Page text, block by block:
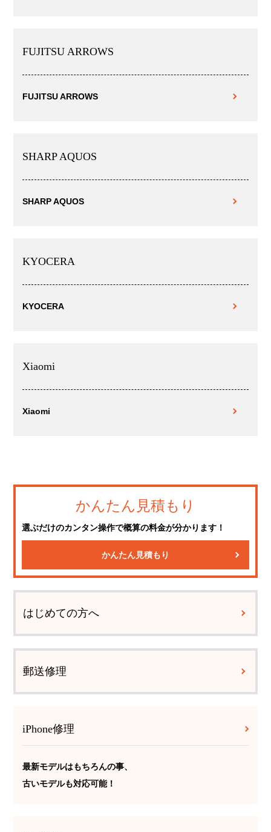
FUJITSU ARROWS
FUJITSU ARROWS
SHARP AQUOS
SHARP AQUOS
KYOCERA
KYOCERA
Xiaomi
Xiaomi
かんたん見積もり
選ぶだけのカンタン操作で概算の料金が分かります！
かんたん見積もり
はじめての方へ
郵送修理
iPhone修理
最新モデルはもちろんの事、
古いモデルも対応可能！